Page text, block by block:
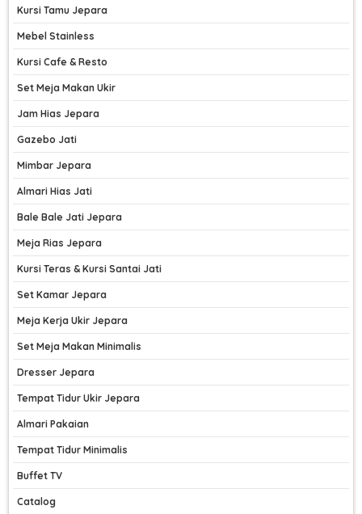
Kursi Tamu Jepara
Mebel Stainless
Kursi Cafe & Resto
Set Meja Makan Ukir
Jam Hias Jepara
Gazebo Jati
Mimbar Jepara
Almari Hias Jati
Bale Bale Jati Jepara
Meja Rias Jepara
Kursi Teras & Kursi Santai Jati
Set Kamar Jepara
Meja Kerja Ukir Jepara
Set Meja Makan Minimalis
Dresser Jepara
Tempat Tidur Ukir Jepara
Almari Pakaian
Tempat Tidur Minimalis
Buffet TV
Catalog